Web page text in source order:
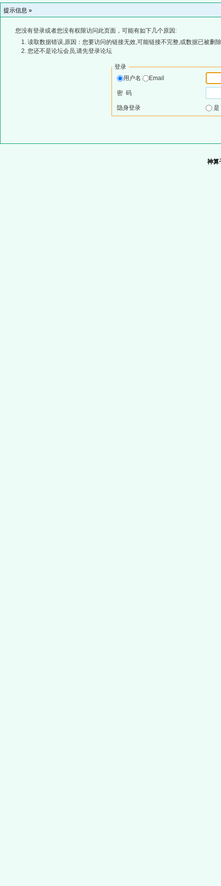
提示信息 »
您没有登录或者您没有权限访问此页面，可能有如下几个原因:
读取数据错误,原因：您要访问的链接无效,可能链接不完整,或数据已被删
您还不是论坛会员,请先登录论坛
登录
用户名
Email
密 码
隐身登录
神算